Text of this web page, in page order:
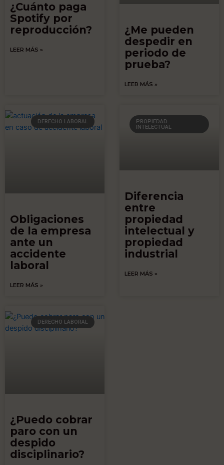
¿Cuánto paga
Spotify por
reproducción?
LEER MÁS »
¿Me pueden
despedir en
periodo de
prueba?
LEER MÁS »
DERECHO LABORAL
Obligaciones
de la empresa
ante un
accidente
laboral
LEER MÁS »
PROPIEDAD
INTELECTUAL
Diferencia
entre
propiedad
intelectual y
propiedad
industrial
LEER MÁS »
DERECHO LABORAL
¿Puedo cobrar
paro con un
despido
disciplinario?